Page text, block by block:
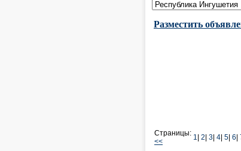
Разместить
Страницы:
<<
1 2 3 4 5 6